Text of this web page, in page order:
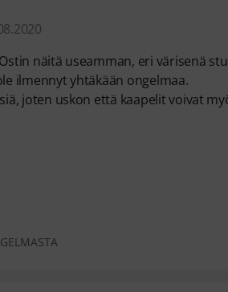
näitä useamman, eri värisenä
ilmennyt yhtäkään ongelmaa.
joten uskon että kaapelit voivat